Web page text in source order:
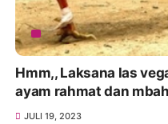
Hmm,, Laksana las
ayam rahmat dan
JULI 19, 2023